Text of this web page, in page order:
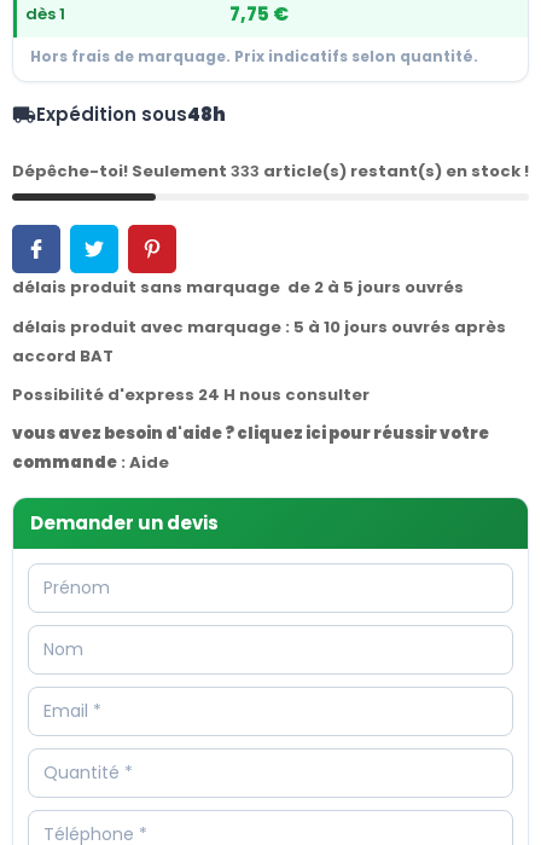
dès 1 7,75 €
Hors frais de marquage. Prix indicatifs selon quantité.
local_shippingExpédition sous48h
Dépêche-toi! Seulement 333 article(s) restant(s) en stock !
délais produit sans marquage de 2 à 5 jours ouvrés
délais produit avec marquage : 5 à 10 jours ouvrés après
accord BAT
Possibilité d'express 24 H nous consulter
vous avez besoin d'aide ? cliquez ici pour réussir votre
commande : Aide
Demander un devis